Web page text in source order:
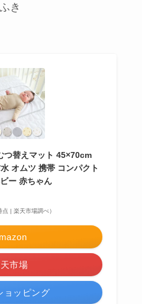
き
つ替えマット 45×70cm
オムツ 携帯 コンパクト
ー 赤ちゃん
| 楽天市場調べ）
市場
ョッピング